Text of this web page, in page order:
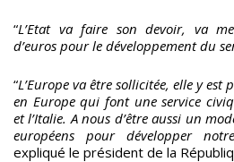
“L’Etat va faire son devoir, va
d’euros pour le développement du
“L’Europe va être sollicitée, elle y est
en Europe qui font une service
et l’Italie. A nous d’être aussi un
européens pour développer
expliqué le président de la